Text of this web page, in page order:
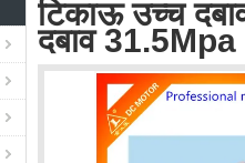
टिकाऊ उच्च
दबाव 31.5Mpa